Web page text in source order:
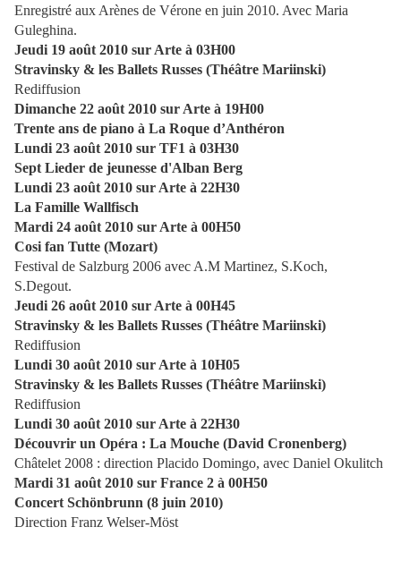
Enregistré aux Arènes de Vérone en juin 2010. Avec Maria
Guleghina.
Jeudi 19 août 2010 sur Arte à 03H00
Stravinsky & les Ballets Russes (Théâtre Mariinski)
Rediffusion
Dimanche 22 août 2010 sur Arte à 19H00
Trente ans de piano à La Roque d’Anthéron
Lundi 23 août 2010 sur TF1 à 03H30
Sept Lieder de jeunesse d'Alban Berg
Lundi 23 août 2010 sur Arte à 22H30
La Famille Wallfisch
Mardi 24 août 2010 sur Arte à 00H50
Cosi fan Tutte (Mozart)
Festival de Salzburg 2006 avec A.M Martinez, S.Koch,
S.Degout.
Jeudi 26 août 2010 sur Arte à 00H45
Stravinsky & les Ballets Russes (Théâtre Mariinski)
Rediffusion
Lundi 30 août 2010 sur Arte à 10H05
Stravinsky & les Ballets Russes (Théâtre Mariinski)
Rediffusion
Lundi 30 août 2010 sur Arte à 22H30
Découvrir un Opéra : La Mouche (David Cronenberg)
Châtelet 2008 : direction Placido Domingo, avec Daniel Okulitch
Mardi 31 août 2010 sur France 2 à 00H50
Concert Schönbrunn (8 juin 2010)
Direction Franz Welser-Möst